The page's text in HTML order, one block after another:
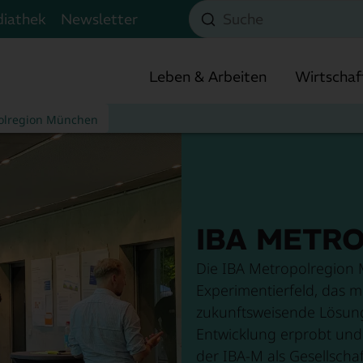
Datenschutzeinstellungen
Zum Hauptinhalt springen
Newsletter Suche
Leben & Arbeiten
Lebensqualität
und Wissenschaft
IT & Medien
& Raumfahrt
Region der Innovation
und Gründerszene
Mobilität in der Region
& Dritte Arbeitsorte
Bauausstellung Metropolregion
Profile der Mitgliedslandkreise- und städte
München
IBA
Die IBA Metropolregion
Experimentierfeld, das
zukunftsweisende
Entwicklung erprobt
der IBA-M als